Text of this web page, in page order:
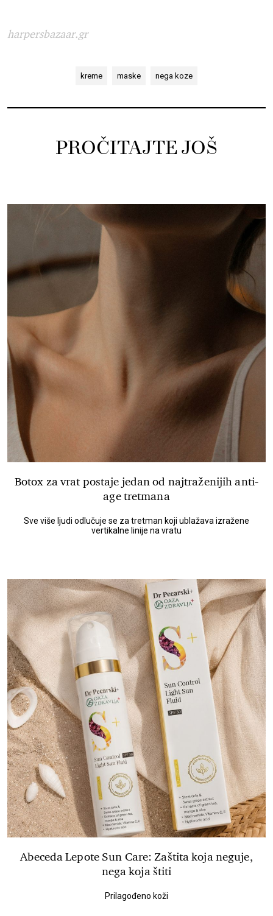
harpersbazaar.gr
kreme maske nega koze
PROČITAJTE JOŠ
Botox za vrat postaje jedan od najtraženijih anti-
age tretmana
Sve više ljudi odlučuje se za tretman koji ublažava izražene
vertikalne linije na vratu
Abeceda Lepote Sun Care: Zaštita koja neguje,
nega koja štiti
Prilagođeno koži